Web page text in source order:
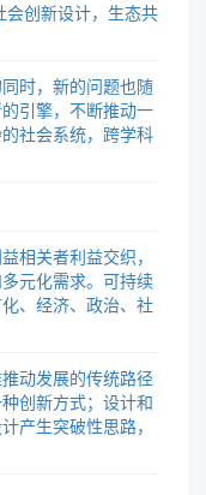
创新设计，生态共
时，新的问题也随
引擎，不断推动一
社会系统，跨学科
相关者利益交织，
元化需求。可持续
、经济、政治、社
动发展的传统路径
创新方式；设计和
产生突破性思路，